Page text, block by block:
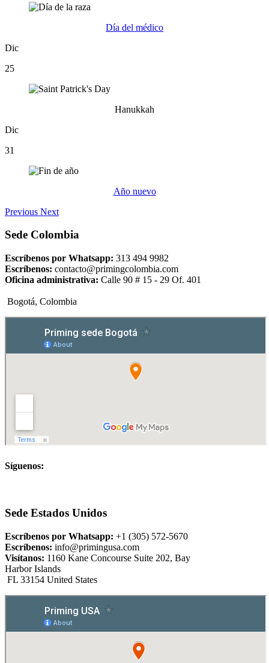
Día del médico
Dic
25
Hanukkah
Dic
31
Año nuevo
Previous Next
Sede Colombia
Escríbenos por Whatsapp: 313 494 9982
Escríbenos: contacto@primingcolombia.com
Oficina administrativa: Calle 90 # 15 - 29 Of. 401
Bogotá, Colombia
Síguenos:
Sede Estados Unidos
Escríbenos por Whatsapp: +1 (305) 572-5670
Escríbenos: info@primingusa.com
Visítanos: 1160 Kane Concourse Suite 202, Bay
Harbor Islands
FL 33154 United States